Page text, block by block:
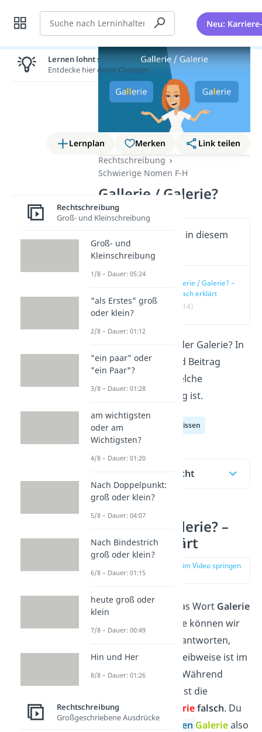
Suche Neu:
Lernplan Merken
Link teilen
Rechtschreibung
Schwierige Nomen F-H
Gallerie / Galerie?
Wichtige Inhalte in diesem
Video
Gallerie / Galerie? –
einfach erklärt
(00:14)
Heißt es Gallerie oder Galerie? In
unseremVideo
und Beitrag
erklären wir dir, welche
Schreibweise richtig ist.
Deutsch Allgemeinwissen
Inhaltsübersicht
Gallerie / Galerie? –
einfach erklärt
zur Stelle im Video springen
Wie schreibst du das Wort Galerie
richtig? Deine Frage können wir
dir ganz schnell beantworten,
denn nur eine Schreibweise ist im
Deutschen richtig. Während
ist, ist die
Schreibweise
Gallerie falsch. Du
Nomen Galeriealso
Lernen lohnt sich!
Entdecke hier deine Chancen.
Rechtschreibung
Groß- und Kleinschreibung
Groß- und
Kleinschreibung
1/8 – Dauer: 05:24
"als Erstes" groß
oder klein?
2/8 – Dauer: 01:12
"ein paar" oder
"ein Paar"?
3/8 – Dauer: 01:28
am wichtigsten
oder am
Wichtigsten?
4/8 – Dauer: 01:20
Nach Doppelpunkt:
groß oder klein?
5/8 – Dauer: 04:07
Nach Bindestrich
groß oder klein?
6/8 – Dauer: 01:15
heute groß oder
klein
7/8 – Dauer: 00:49
Hin und Her
8/8 – Dauer: 01:26
Rechtschreibung
Großgeschriebene Ausdrücke